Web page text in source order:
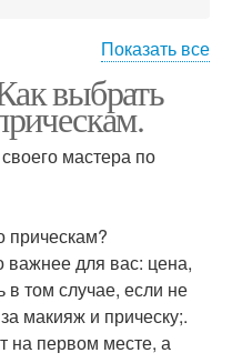
Образ макияж и
прическа
макияж
Макияж на дом
Показать все
выбрать
мастера по
прическам?
важнее для вас: цена,
в том случае, если не
макияж и прическу;.
на первом месте, а